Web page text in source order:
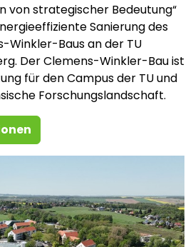
von strategischer Bedeutung“
Sanierung des
Winkler-Baus an der TU
Der Clemens-Winkler-Bau ist
für den Campus der TU und
Forschungslandschaft.